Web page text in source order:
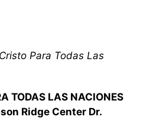
Para Todas Las
TODAS LAS NACIONES
Ridge Center Dr.